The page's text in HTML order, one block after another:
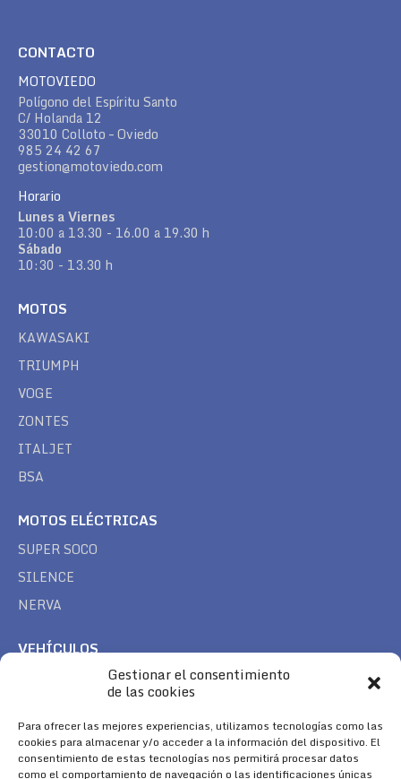
Gestionar el consentimiento
de las cookies
Para ofrecer las mejores experiencias, utilizamos tecnologías como las
cookies para almacenar y/o acceder a la información del dispositivo. El
consentimiento de estas tecnologías nos permitirá procesar datos
como el comportamiento de navegación o las identificaciones únicas
CONTACTO
MOTOVIEDO
Polígono del Espíritu Santo
C/ Holanda 12
33010 Colloto – Oviedo
985 24 42 67
gestion@motoviedo.com
Horario
Lunes a Viernes
10:00 a 13.30 - 16.00 a 19.30 h
Sábado
10:30 - 13.30 h
MOTOS
KAWASAKI
TRIUMPH
VOGE
ZONTES
ITALJET
BSA
MOTOS ELÉCTRICAS
SUPER SOCO
SILENCE
NERVA
VEHÍCULOS
TREK
SÍGUENOS